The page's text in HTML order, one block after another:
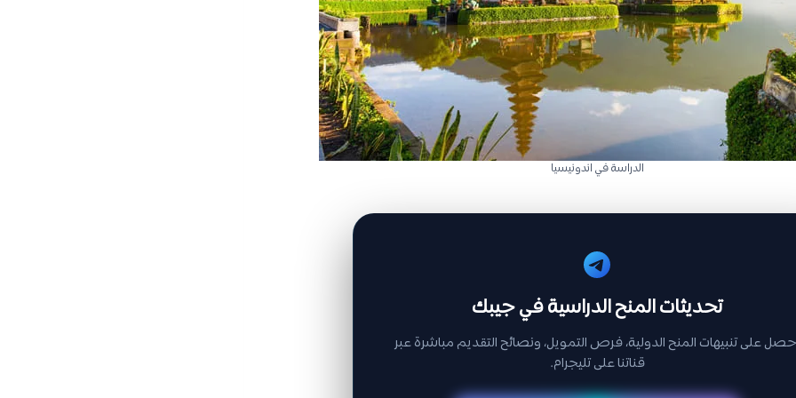
الدراسة في اندونيسيا
تحديثات المنح الدراسية في جيبك
على تنبيهات المنح الدولية، فرص التمويل، ونصائح التقديم مباشرة عبر
قناتنا على تليجرام.